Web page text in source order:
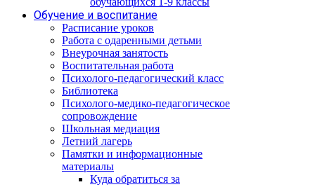
Обучение и воспитание
Расписание уроков
Работа с одаренными детьми
Внеурочная занятость
Воспитательная работа
Психолого-педагогический класс
Библиотека
Психолого-медико-педагогическое
сопровождение
Школьная медиация
Летний лагерь
Памятки и информационные
материалы
Куда обратиться за